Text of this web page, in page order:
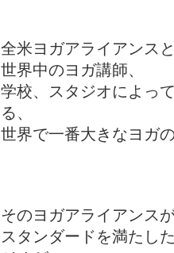
全米ヨガアライアンス
世界中のヨガ講師、
学校、スタジオによっ
る、
世界で一番大きなヨガの
そのヨガアライアンス
スタンダードを満たし